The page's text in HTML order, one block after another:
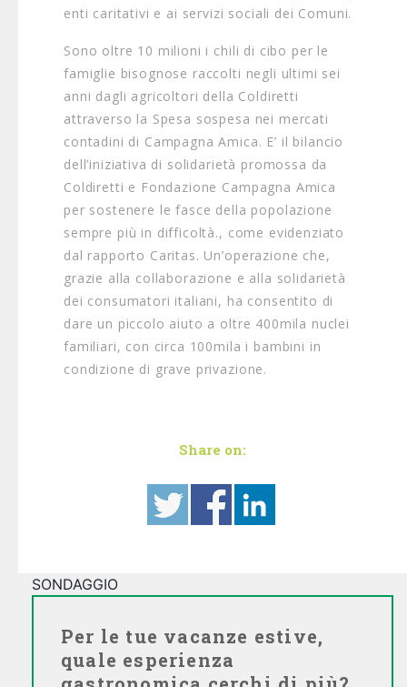
enti caritativi e ai servizi sociali dei Comuni.
Sono oltre 10 milioni i chili di cibo per le
famiglie bisognose raccolti negli ultimi sei
anni dagli agricoltori della Coldiretti
attraverso la Spesa sospesa nei mercati
contadini di Campagna Amica. E’ il bilancio
dell’iniziativa di solidarietà promossa da
Coldiretti e Fondazione Campagna Amica
per sostenere le fasce della popolazione
sempre più in difficoltà., come evidenziato
dal rapporto Caritas. Un’operazione che,
grazie alla collaborazione e alla solidarietà
dei consumatori italiani, ha consentito di
dare un piccolo aiuto a oltre 400mila nuclei
familiari, con circa 100mila i bambini in
condizione di grave privazione.
Share on:
SONDAGGIO
Per le tue vacanze estive,
quale esperienza